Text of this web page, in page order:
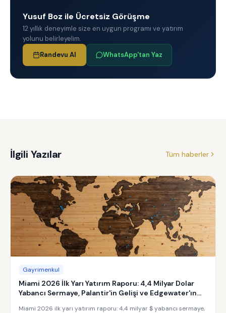
Yusuf Boz ile Ücretsiz Görüşme
12 yıllık deneyimle size en uygun programı ve yatırım
yolunu belirleyelim.
Randevu Al
WhatsApp'tan Yaz
İlgili Yazılar Tüm haberler
Gayrimenkul
Miami 2026 İlk Yarı Yatırım Raporu: 4,4 Milyar Dolar
Yabancı Sermaye, Palantir'in Gelişi ve Edgewater'ın
Miami 2026 ilk yarı yatırım raporu: 4,4 milyar $ yabancı sermaye,